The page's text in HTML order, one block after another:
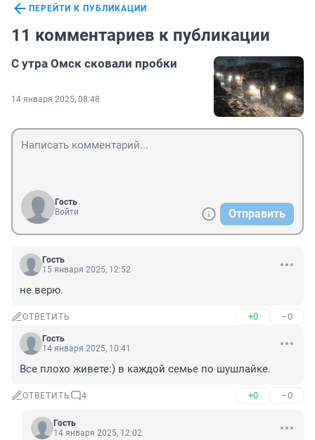
ПЕРЕЙТИ К ПУБЛИКАЦИИ
11 комментариев к публикации
С утра Омск сковали пробки
14 января 2025, 08:48
Гость
Войти
Отправить
Гость
15 января 2025, 12:52
не верю.
ОТВЕТИТЬ +0 –0
Гость
14 января 2025, 10:41
Все плохо живете:) в каждой семье по шушлайке.
ОТВЕТИТЬ 4 +0 –0
Гость
14 января 2025, 12:02